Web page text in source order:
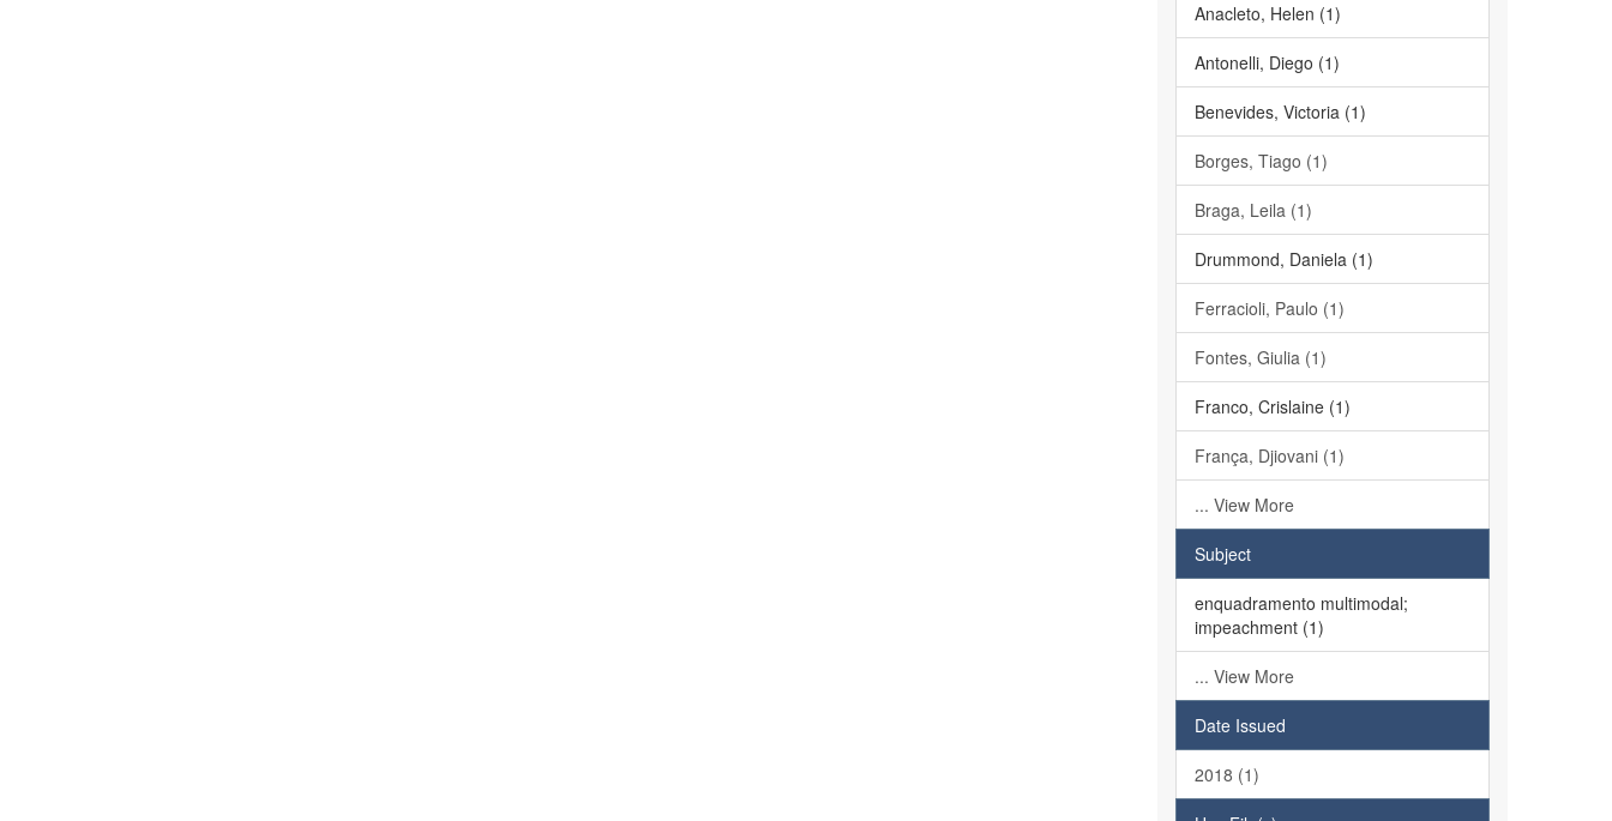
Anacleto, Helen (1)
Antonelli, Diego (1)
Benevides, Victoria (1)
Borges, Tiago (1)
Braga, Leila (1)
Drummond, Daniela (1)
Ferracioli, Paulo (1)
Fontes, Giulia (1)
Franco, Crislaine (1)
França, Djiovani (1)
... View More
Subject
enquadramento multimodal;
impeachment (1)
... View More
Date Issued
2018 (1)